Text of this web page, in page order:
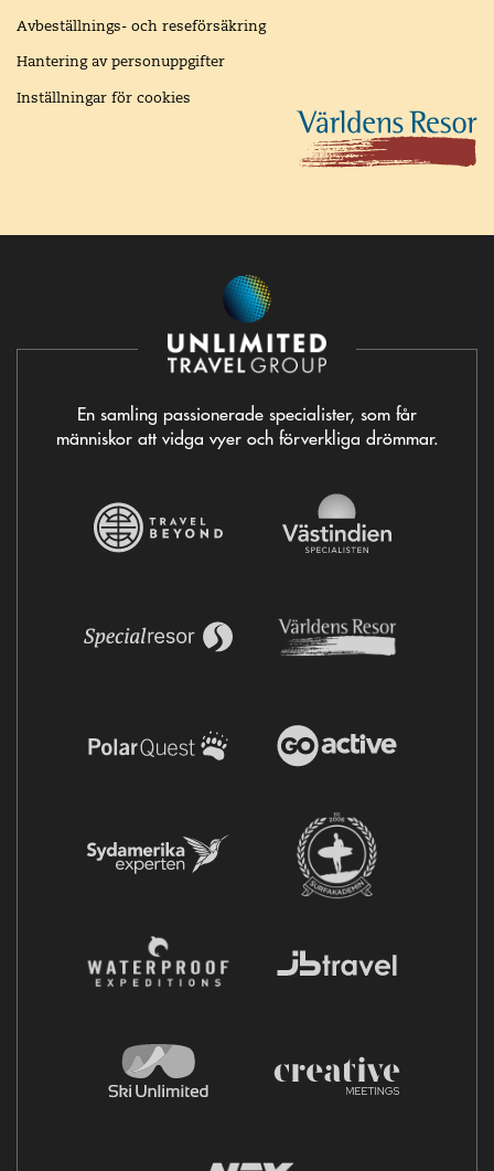
Avbeställnings- och reseförsäkring
Hantering av personuppgifter
Inställningar för cookies
En samling passionerade specialister, som får
människor att vidga vyer och förverkliga drömmar.